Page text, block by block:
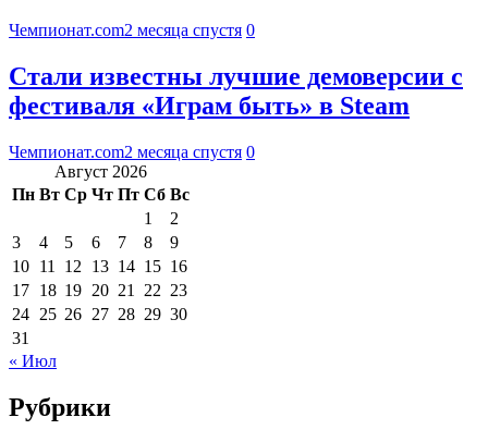
Чемпионат.com2 месяца спустя 0
Стали известны лучшие демоверсии с
фестиваля «Играм быть» в Steam
Чемпионат.com2 месяца спустя 0
Август 2026
Пн Вт Ср Чт Пт Сб Вс
1
2
3
4 5 6 7 8
9
10 11 12 13 14 15 16
17 18 19 20 21 22 23
24 25 26 27 28 29 30
31
« Июл
Рубрики